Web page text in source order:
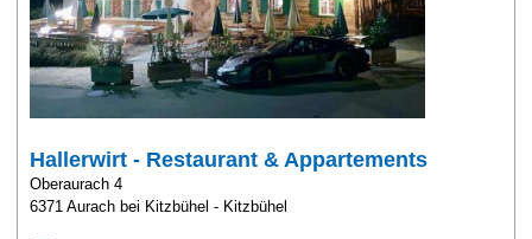
Hallerwirt - Restaurant & Appartements
Oberaurach 4
6371 Aurach bei Kitzbühel - Kitzbühel